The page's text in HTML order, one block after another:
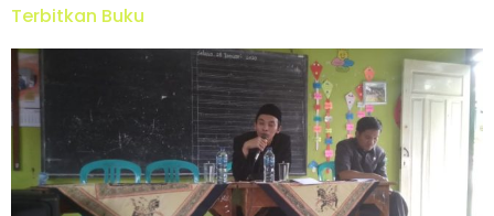
Terbitkan Buku